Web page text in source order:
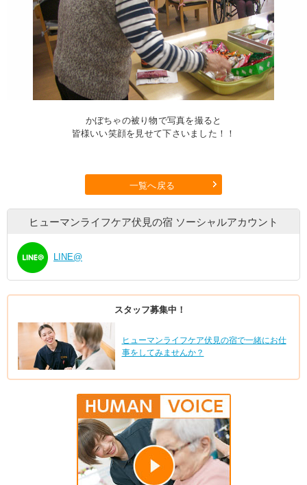
かぼちゃの被り物で写真を撮ると
皆様いい笑顔を見せて下さいました！！
一覧へ戻る
ヒューマンライフケア伏見の宿 ソーシャルアカウント
LINE@
スタッフ募集中！
ヒューマンライフケア伏見の宿で一緒にお仕
事をしてみませんか？